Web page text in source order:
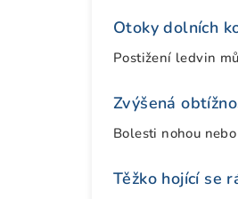
Otoky dolních
Postižení ledvin
Zvýšená
Bolesti nohou
Těžko hojící se